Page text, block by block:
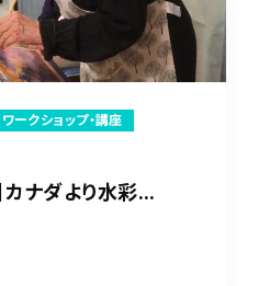
ワークショップ・講座
カナダより水彩...